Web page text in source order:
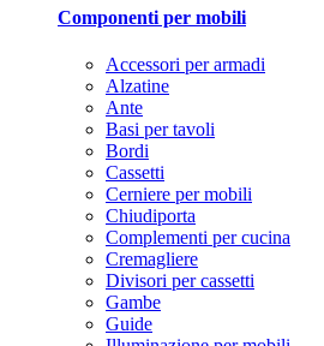
Componenti per mobili
Accessori per armadi
Alzatine
Ante
Basi per tavoli
Bordi
Cassetti
Cerniere per mobili
Chiudiporta
Complementi per cucina
Cremagliere
Divisori per cassetti
Gambe
Guide